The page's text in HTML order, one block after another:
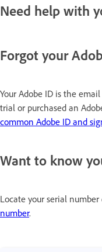
Need help with
Forgot your
Your Adobe ID is the
trial or purchased an
common Adobe ID and
Want to know
Locate your serial number
number.